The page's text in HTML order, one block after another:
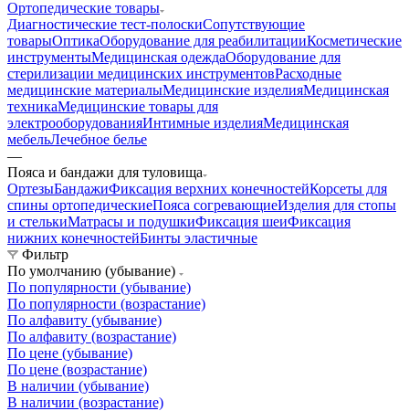
Ортопедические товары
Диагностические тест-полоскиСопутствующие
товарыОптикаОборудование для реабилитацииКосметические
инструментыМедицинская одеждаОборудование для
стерилизации медицинских инструментовРасходные
медицинские материалыМедицинские изделияМедицинская
техникаМедицинские товары для
электрооборудованияИнтимные изделияМедицинская
мебельЛечебное белье
—
Пояса и бандажи для туловища
ОртезыБандажиФиксация верхних конечностейКорсеты для
спины ортопедическиеПояса согревающиеИзделия для стопы
и стелькиМатрасы и подушкиФиксация шеиФиксация
нижних конечностейБинты эластичные
Фильтр
По умолчанию (убывание)
По популярности (убывание)
По популярности (возрастание)
По алфавиту (убывание)
По алфавиту (возрастание)
По цене (убывание)
По цене (возрастание)
В наличии (убывание)
В наличии (возрастание)